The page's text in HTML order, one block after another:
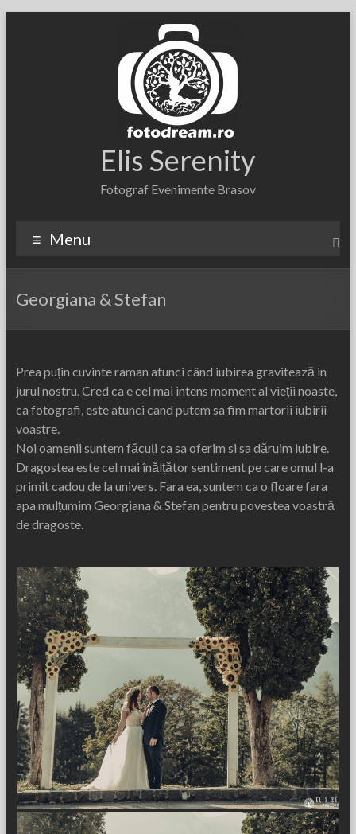
Elis Serenity
Fotograf Evenimente Brasov
Menu
Georgiana & Stefan
Prea puțin cuvinte raman atunci când iubirea gravitează in
jurul nostru. Cred ca e cel mai intens moment al vieții noaste,
ca fotografi, este atunci cand putem sa fim martorii iubirii
voastre.
Noi oamenii suntem făcuți ca sa oferim si sa dăruim iubire.
Dragostea este cel mai înălțător sentiment pe care omul l-a
primit cadou de la univers. Fara ea, suntem ca o floare fara
apa mulțumim Georgiana & Stefan pentru povestea voastră
de dragoste.